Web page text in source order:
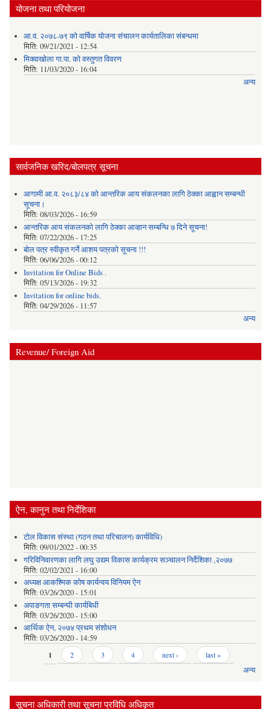
योजना तथा परियोजना
आ.व. २०७८-७९ को वार्षिक योजना संचालन कार्यतालिका संबन्धमा
मिति: 09/21/2021 - 12:54
मिक्वाखोला गा.पा. को वस्तुगत विवरण
मिति: 11/03/2020 - 16:04
अन्य
सार्वजनिक खरिद/बोलपत्र सूचना
आगामी आ.व. २०८३/८४ को आन्तरिक आय संकलनका लागि ठेक्का आह्वान सम्बन्धी
सूचना।
मिति: 08/03/2026 - 16:59
आन्तरिक आय संकलनको लागि ठेक्‍का आव्हान सम्बन्धि ७ दिने सूचना!
मिति: 07/22/2026 - 17:25
बोल पत्र स्वीकृत गर्ने आशय पत्रको सूचना !!!
मिति: 06/06/2026 - 00:12
Invitation for Online Bids .
मिति: 05/13/2026 - 19:32
Invitation for online bids.
मिति: 04/29/2026 - 11:57
अन्य
Revenue/ Foreign Aid
ऐन, कानुन तथा निर्देशिका
टोल विकास संस्था (गठन तथा परिचालन) कार्यविधि)
मिति: 09/01/2022 - 00:35
गरिविनिवारणका लागि लघु उद्यम विकास कार्यक्रम सञ्चालन निर्देशिका ,२०७७
मिति: 02/02/2021 - 16:00
अध्यक्ष आकश्मिक कोष कार्यन्वय विनियम ऐन
मिति: 03/26/2020 - 15:01
अपाङगता सम्बन्घी कार्यबिधी
मिति: 03/26/2020 - 15:00
आर्थिक ऐन, २०७४ प्रथम संशोधन
मिति: 03/26/2020 - 14:59
1 2 3 4 next › last »
अन्य
सूचना अधिकारी तथा सूचना प्रविधि अधिकृत